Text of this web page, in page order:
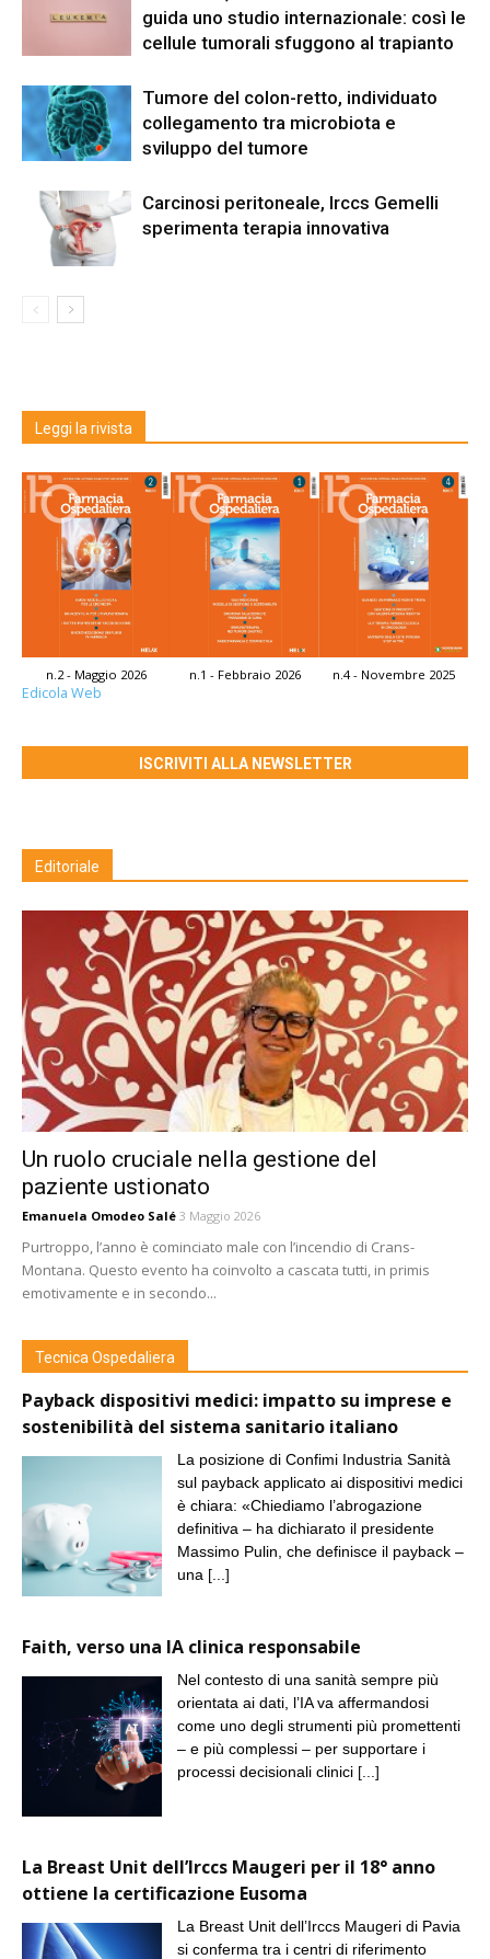
guida uno studio internazionale: così le
cellule tumorali sfuggono al trapianto
Tumore del colon-retto, individuato
collegamento tra microbiota e
sviluppo del tumore
Carcinosi peritoneale, Irccs Gemelli
sperimenta terapia innovativa
Leggi la rivista
n.2 - Maggio 2026 n.1 - Febbraio 2026 n.4 - Novembre 2025
Edicola Web
ISCRIVITI ALLA NEWSLETTER
Editoriale
Un ruolo cruciale nella gestione del
paziente ustionato
Emanuela Omodeo Salé 3 Maggio 2026
Purtroppo, l’anno è cominciato male con l’incendio di Crans-
Montana. Questo evento ha coinvolto a cascata tutti, in primis
emotivamente e in secondo...
Tecnica Ospedaliera
Payback dispositivi medici: impatto su imprese e
sostenibilità del sistema sanitario italiano
La posizione di Confimi Industria Sanità
sul payback applicato ai dispositivi medici
è chiara: «Chiediamo l’abrogazione
definitiva – ha dichiarato il presidente
Massimo Pulin, che definisce il payback –
una [...]
Faith, verso una IA clinica responsabile
Nel contesto di una sanità sempre più
orientata ai dati, l’IA va affermandosi
come uno degli strumenti più promettenti
– e più complessi – per supportare i
processi decisionali clinici [...]
La Breast Unit dell’Irccs Maugeri per il 18° anno
ottiene la certificazione Eusoma
La Breast Unit dell’Irccs Maugeri di Pavia
si conferma tra i centri di riferimento